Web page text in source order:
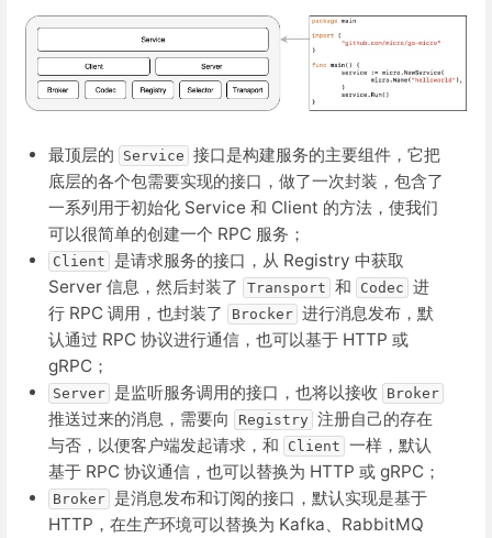
最顶层的 Service 接口是构建服务的主要组件，它把
底层的各个包需要实现的接口，做了一次封装，包含了
一系列用于初始化 Service 和 Client 的方法，使我们
可以很简单的创建一个 RPC 服务；
Client
是请求服务的接口，从 Registry 中获取
Server 信息，然后封装了
Transport 和 Codec 进
行 RPC 调用，也封装了
Brocker 进行消息发布，默
认通过 RPC 协议进行通信，也可以基于 HTTP 或
gRPC；
Server 是监听服务调用的接口，也将以接收 Broker
推送过来的消息，需要向 Registry 注册自己的存在
与否，以便客户端发起请求，和
Client 一样，默认
基于 RPC 协议通信，也可以替换为 HTTP 或 gRPC；
Broker
是消息发布和订阅的接口，默认实现是基于
HTTP，在生产环境可以替换为 Kafka、RabbitMQ